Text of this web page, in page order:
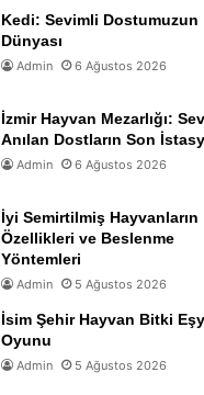
Kedi: Sevimli Dostumuzun
Dünyası
Admin 6 Ağustos 2026
İzmir Hayvan Mezarlığı:
Anılan Dostların Son
Admin 6 Ağustos 2026
İyi Semirtilmiş Hayvanların
Özellikleri ve Beslenme
Yöntemleri
Admin 5 Ağustos 2026
İsim Şehir Hayvan Bitki
Oyunu
Admin 5 Ağustos 2026